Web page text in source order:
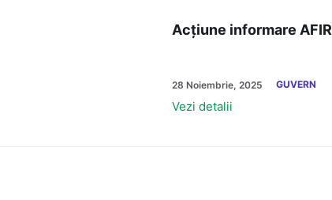
Acțiune informare AFIR
28 Noiembrie, 2025 GUVERN
Vezi detalii